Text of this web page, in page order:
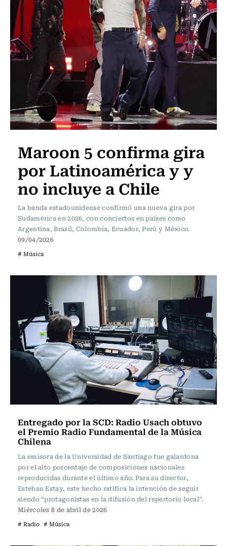
Maroon 5 confirma gira
por Latinoamérica y y
no incluye a Chile
La banda estadounidense confirmó una nueva gira por
Sudamérica en 2026, con conciertos en países como
Argentina, Brasil, Colombia, Ecuador, Perú y México.
09/04/2026
# Música
Entregado por la SCD: Radio Usach obtuvo
el Premio Radio Fundamental de la Música
Chilena
La emisora de la Universidad de Santiago fue galardona
por el alto porcentaje de composiciones nacionales
reproducidas durante el último año. Para su director,
Esteban Estay, este hecho ratifica la intención de seguir
siendo “protagonistas en la difusión del repertorio local”.
Miércoles 8 de abril de 2026
# Radio # Música